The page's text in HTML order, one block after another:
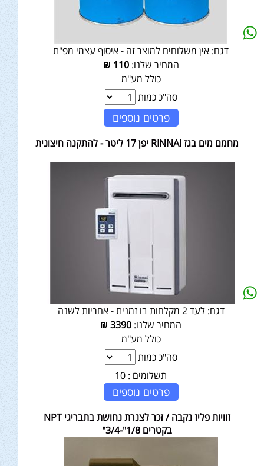
דגם: אין משלוחים למוצר זה - איסוף עצמי מפ"ת
המחיר שלנו:110
₪
כולל מע"מ
סה"כ כמות
פרטים נוספים
מחמם מים בגז RINNAI יפן 17 ליטר - להתקנה חיצונית
דגם: לעד 2 מקלחות בו זמנית - אחריות לשנה
המחיר שלנו: 3390
₪
כולל מע"מ
סה"כ כמות
תשלומים : 10
פרטים נוספים
זוויות פליז נקבה / זכר לצנרת נחושת בתבריגי NPT
בקטרים 1/8"-3/4"